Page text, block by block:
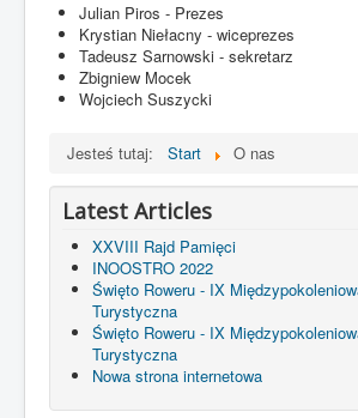
Julian Piros - Prezes
Krystian Niełacny - wiceprezes
Tadeusz Sarnowski - sekretarz
Zbigniew Mocek
Wojciech Suszycki
Jesteś tutaj: Start O nas
Latest Articles
XXVIII Rajd Pamięci
INOOSTRO 2022
Święto Roweru - IX
Turystyczna
Święto Roweru - IX
Turystyczna
Nowa strona internetowa